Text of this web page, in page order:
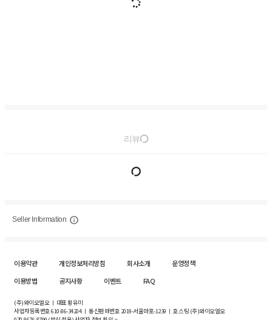
리뷰
Seller Information
이용약관 개인정보처리방침 회사소개
운영정책
이용방법
공지사항 이벤트 FAQ
(주)와이오엘오 ㅣ 대표 황유미
사업자등록번호610-86-34204ㅣ 통신판매번호 2019-서울마포-1239 ㅣ 호스팅 (주)와이오엘오